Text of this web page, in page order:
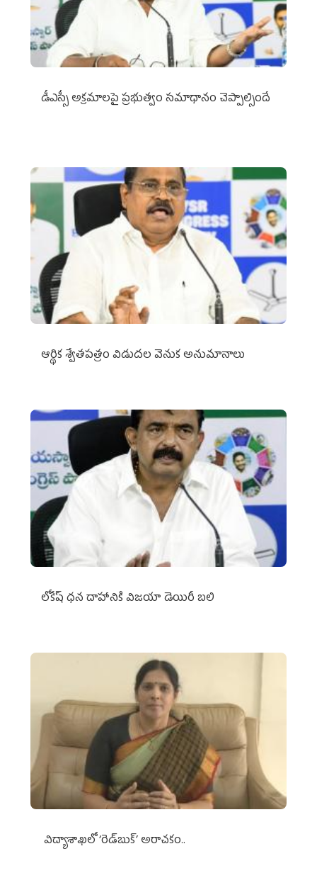
డీఎస్సీ అక్రమాలపై ప్రభుత్వం సమాధానం చెప్పాల్సిందే
ఆర్థిక శ్వేతపత్రం విడుదల వెనుక అనుమానాలు
లోకేష్ ధ‌న దాహానికి విజ‌యా డెయిరీ బ‌లి
విద్యాశాఖలో ‘రెడ్‌బుక్’ అరాచకం..